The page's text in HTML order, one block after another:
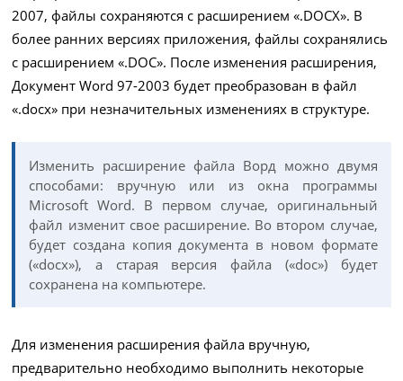
2007, файлы сохраняются с расширением «.DOCX». В
более ранних версиях приложения, файлы сохранялись
с расширением «.DOC». После изменения расширения,
Документ Word 97-2003 будет преобразован в файл
«.docx» при незначительных изменениях в структуре.
Изменить расширение файла Ворд можно двумя
способами: вручную или из окна программы
Microsoft Word. В первом случае, оригинальный
файл изменит свое расширение. Во втором случае,
будет создана копия документа в новом формате
(«docx»), а старая версия файла («doc») будет
сохранена на компьютере.
Для изменения расширения файла вручную,
предварительно необходимо выполнить некоторые